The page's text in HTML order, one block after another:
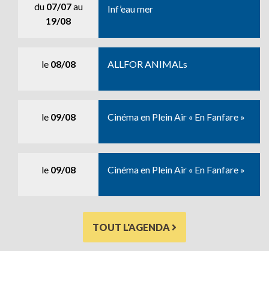
du 07/07au
19/08
Inf’eau mer
le 08/08 ALLFOR ANIMALs
le 09/08 Cinéma en Plein Air « En Fanfare »
le 09/08 Cinéma en Plein Air « En Fanfare »
TOUT L'AGENDA